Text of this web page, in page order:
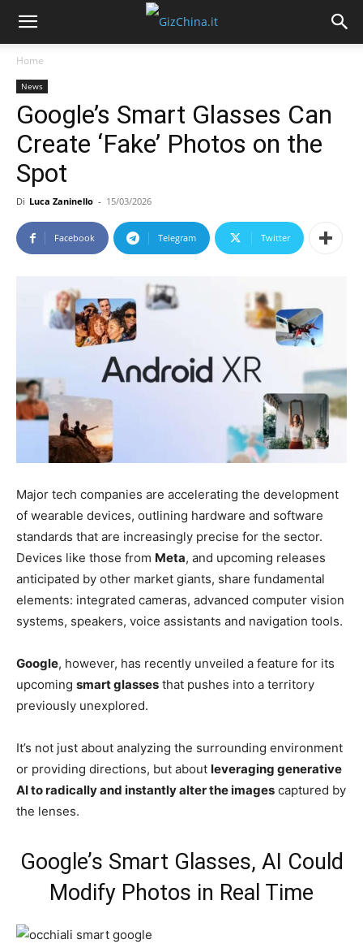
Home
News
Google’s Smart Glasses Can
Create ‘Fake’ Photos on the
Spot
Di Luca Zaninello - 15/03/2026
Facebook Telegram Twitter
Major tech companies are accelerating the development
of wearable devices, outlining hardware and software
standards that are increasingly precise for the sector.
Devices like those from Meta, and upcoming releases
anticipated by other market giants, share fundamental
elements: integrated cameras, advanced computer vision
systems, speakers, voice assistants and navigation tools.
Google, however, has recently unveiled a feature for its
upcoming smart glasses that pushes into a territory
previously unexplored.
It’s not just about analyzing the surrounding environment
or providing directions, but about leveraging generative
AI to radically and instantly alter the images captured by
the lenses.
Google’s Smart Glasses, AI Could
Modify Photos in Real Time